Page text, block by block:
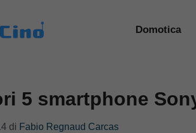
Domotica
5 smartphone
di Fabio Regnaud Carcas